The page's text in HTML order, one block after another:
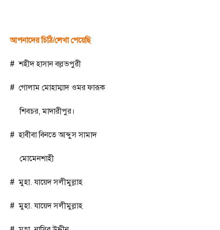
আপনাদের চিঠি/লেখা পেয়েছি
# শহীদ হাসান বল্লভপুরী
# গোলাম মোহাম্মাদ ওমর ফারূক
শিবচর,মাদারীপুর।
# হাবীবা বিনতে আব্দুস সামাদ
মোমেনশাহী
# মুহা. যায়েদ সলীমুল্লাহ
# মুহা. যায়েদ সলীমুল্লাহ